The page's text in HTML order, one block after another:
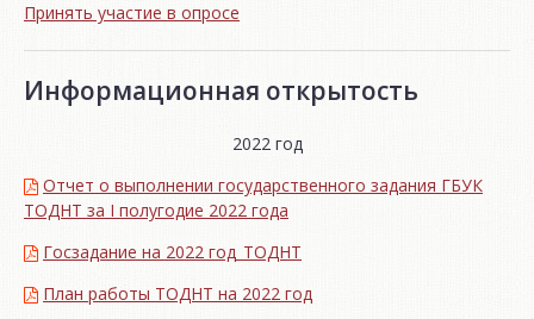
Принять участие в опросе
Информационная открытость
2022 год
Отчет о выполнении государственного задания ГБУК
ТОДНТ за I полугодие 2022 года
Госзадание на 2022 год_ТОДНТ
План работы ТОДНТ на 2022 год